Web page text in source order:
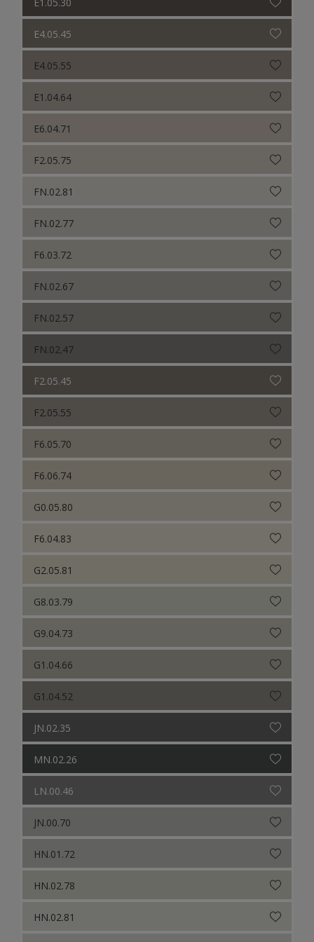
E4.05.45
E4.05.55
E1.04.64
E6.04.71
F2.05.75
FN.02.81
FN.02.77
F6.03.72
FN.02.67
FN.02.57
FN.02.47
F2.05.45
F2.05.55
F6.05.70
F6.06.74
G0.05.80
F6.04.83
G2.05.81
G8.03.79
G9.04.73
G1.04.66
G1.04.52
JN.02.35
MN.02.26
LN.00.46
JN.00.70
HN.01.72
HN.02.78
HN.02.81